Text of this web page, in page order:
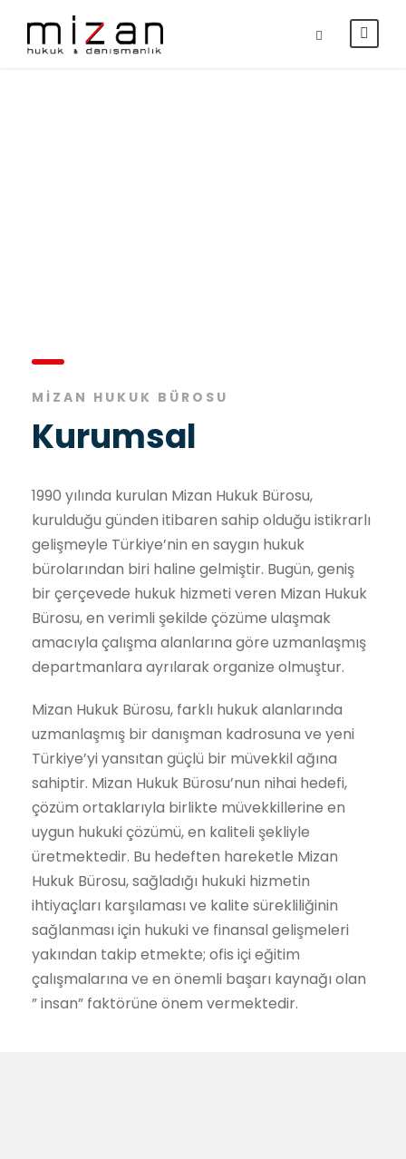
MIZAN HUKUK BÜROSU
Kurumsal
1990 yılında kurulan Mizan Hukuk Bürosu,
kurulduğu günden itibaren sahip olduğu istikrarlı
gelişmeyle Türkiye’nin en saygın hukuk
bürolarından biri haline gelmiştir. Bugün, geniş
bir çerçevede hukuk hizmeti veren Mizan Hukuk
Bürosu, en verimli şekilde çözüme ulaşmak
amacıyla çalışma alanlarına göre uzmanlaşmış
departmanlara ayrılarak organize olmuştur.
Mizan Hukuk Bürosu, farklı hukuk alanlarında
uzmanlaşmış bir danışman kadrosuna ve yeni
Türkiye’yi yansıtan güçlü bir müvekkil ağına
sahiptir. Mizan Hukuk Bürosu’nun nihai hedefi,
çözüm ortaklarıyla birlikte müvekkillerine en
uygun hukuki çözümü, en kaliteli şekliyle
üretmektedir. Bu hedeften hareketle Mizan
Hukuk Bürosu, sağladığı hukuki hizmetin
ihtiyaçları karşılaması ve kalite sürekliliğinin
sağlanması için hukuki ve finansal gelişmeleri
yakından takip etmekte; ofis içi eğitim
çalışmalarına ve en önemli başarı kaynağı olan
” insan” faktörüne önem vermektedir.